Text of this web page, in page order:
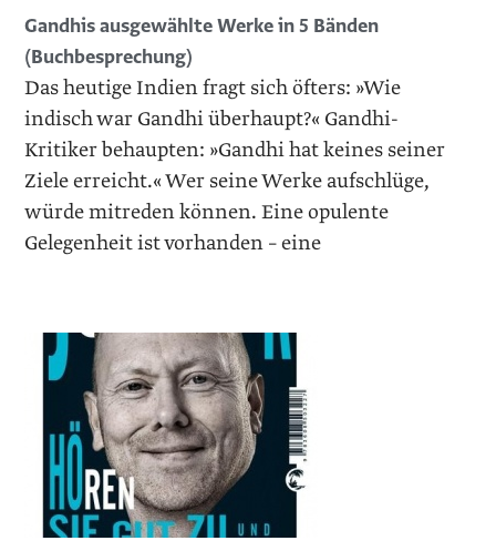
Gandhis ausgewählte Werke in 5 Bänden
(Buchbesprechung)
Das heutige Indien fragt sich öfters: »Wie
indisch war Gandhi überhaupt?« Gandhi-
Kritiker behaupten: »Gandhi hat keines seiner
Ziele erreicht.« Wer seine Werke aufschlüge,
würde mitreden können. Eine opulente
Gelegenheit ist vorhanden – eine